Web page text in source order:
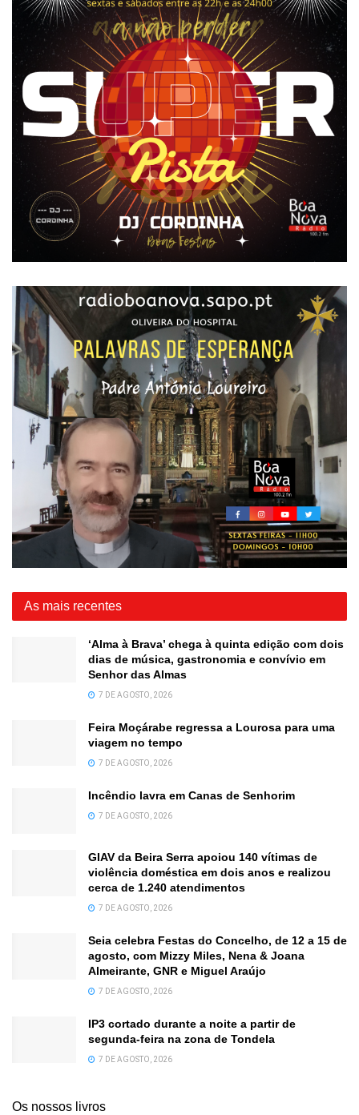
As mais recentes
‘Alma à Brava’ chega à quinta edição com dois
dias de música, gastronomia e convívio em
Senhor das Almas
7 DE AGOSTO, 2026
Feira Moçárabe regressa a Lourosa para uma
viagem no tempo
7 DE AGOSTO, 2026
Incêndio lavra em Canas de Senhorim
7 DE AGOSTO, 2026
GIAV da Beira Serra apoiou 140 vítimas de
violência doméstica em dois anos e realizou
cerca de 1.240 atendimentos
7 DE AGOSTO, 2026
Seia celebra Festas do Concelho, de 12 a 15 de
agosto, com Mizzy Miles, Nena & Joana
Almeirante, GNR e Miguel Araújo
7 DE AGOSTO, 2026
IP3 cortado durante a noite a partir de
segunda-feira na zona de Tondela
7 DE AGOSTO, 2026
Os nossos livros